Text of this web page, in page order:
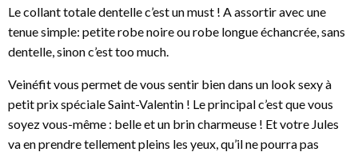
Le collant totale dentelle c’est un must ! A assortir avec une
tenue simple: petite robe noire ou robe longue échancrée, sans
dentelle, sinon c’est too much.
Veinéfit vous permet de vous sentir bien dans un look sexy à
petit prix spéciale Saint-Valentin ! Le principal c’est que vous
soyez vous-même : belle et un brin charmeuse ! Et votre Jules
va en prendre tellement pleins les yeux, qu’il ne pourra pas